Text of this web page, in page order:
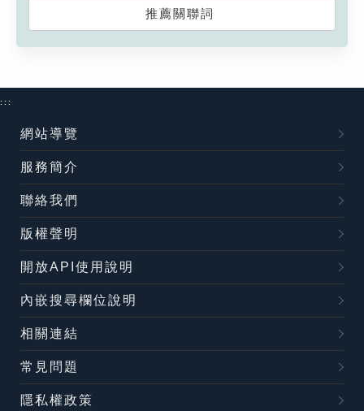
推薦關聯詞
:::
網站導覽
服務簡介
聯絡我們
版權聲明
開放API使用說明
內嵌搜尋欄位說明
相關連結
常見問題
隱私權政策